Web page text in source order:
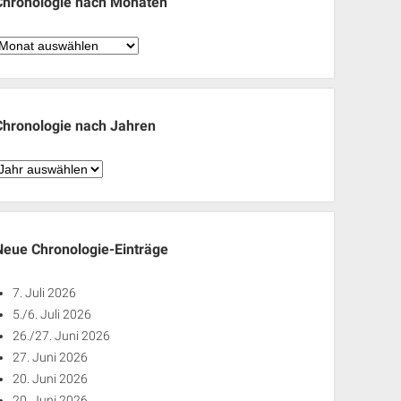
Chronologie
nach Jahren
Chronologie-Einträge
7. Juli 2026
5./6. Juli 2026
26./27. Juni 2026
27. Juni 2026
20. Juni 2026